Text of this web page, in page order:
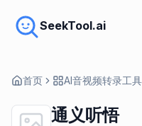
SeekTool.ai
首页 AI音视频转录工具
通义听悟